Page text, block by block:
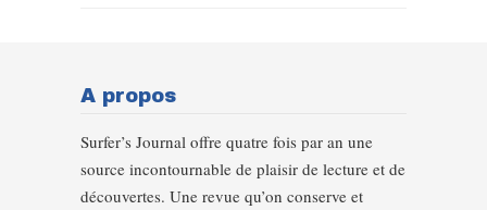
A propos
Surfer’s Journal offre quatre fois par an une
source incontournable de plaisir de lecture et de
découvertes. Une revue qu’on conserve et